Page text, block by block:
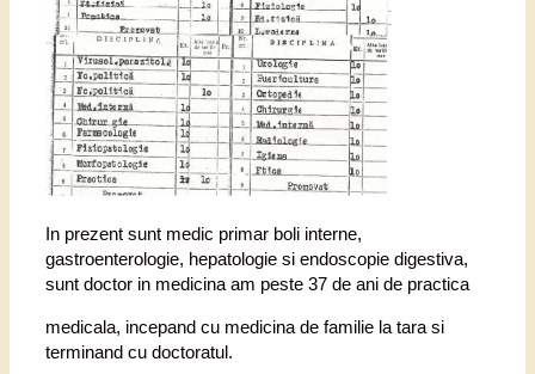
In prezent sunt medic primar boli interne,
gastroenterologie, hepatologie si endoscopie digestiva,
sunt doctor in medicina am peste 37 de ani de practica
medicala, incepand cu medicina de familie la tara si
terminand cu doctoratul.